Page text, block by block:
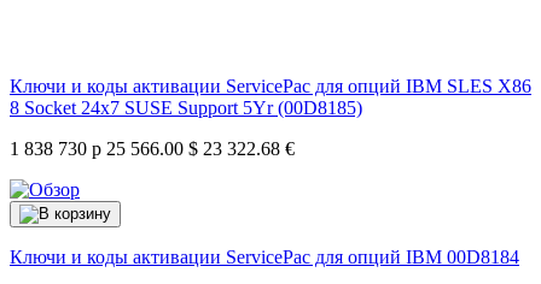
Ключи и коды активации ServicePac для опций IBM SLES X86
8 Socket 24x7 SUSE Support 5Yr (00D8185)
1 838 730 р 25 566.00 $ 23 322.68 €
Ключи и коды активации ServicePac для опций IBM 00D8184